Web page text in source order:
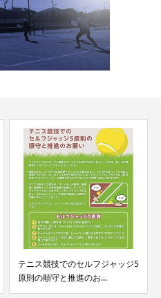
テニス競技でのセルフジャッジ5
原則の順守と推進のお...